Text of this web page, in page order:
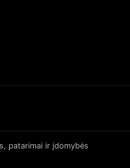
patarimai ir įdomybės